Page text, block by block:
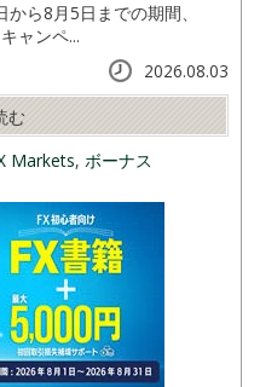
ら8月5日までの期間、
ャンペ...
2026.08.03
む
Markets, ボーナス